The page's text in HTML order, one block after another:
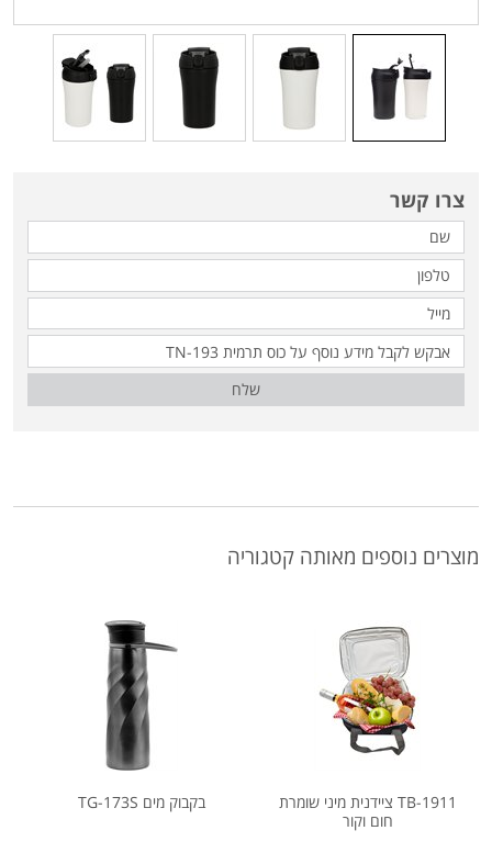
צרו קשר
שלח
מוצרים נוספים מאותה קטגוריה
TB-1911 ציידנית מיני שומרת
חום וקור
בקבוק מים TG-173S